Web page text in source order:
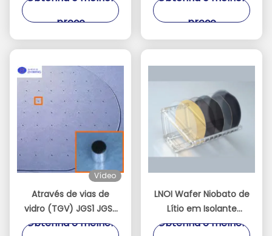
preço
Cristal
preço
Vídeo
Através de vias de
vidro (TGV) JGS1 JGS2
Safir BF33 Quartz
Obtenha o melhor
LNOI Wafer Niobato de
Lítio em Isolante
2/3/4/6/8 Polegadas
Obtenha o melhor